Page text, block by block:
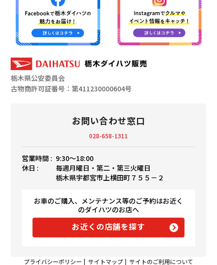
栃木県公安委員会
古物商許可証番号：第411230000604号
お問い合わせ窓口
028-658-1311
営業時間 : 9:30〜18:00
休日 :
毎週月曜日・第二・第三火曜日
栃木県宇都宮市上横田町７５５－２
お車のご購入、メンテナンス等のご予約はお近く
のダイハツのお店へ
お近くの店舗を探す
プライバシーポリシー | サイトマップ | サイトのご利用について